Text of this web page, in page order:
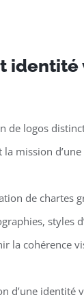
identité
de logos
mission
de chartes
styles
la cohérence
d’une identité